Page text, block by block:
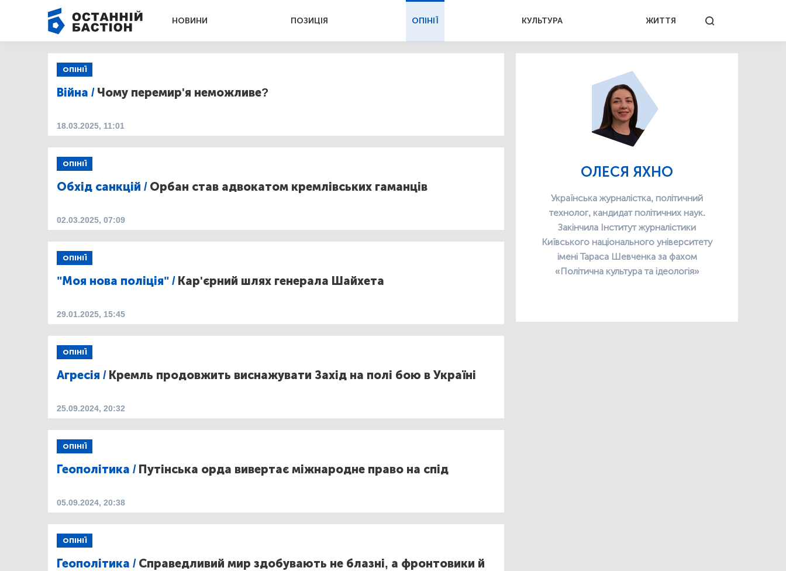
НОВИНИ ПОЗИЦІЯ ОПІНІЇ КУЛЬТУРА ЖИТТЯ
ОПІНІЇ
Війна / Чому перемир'я неможливе?
18.03.2025, 11:01
ОПІНІЇ
Обхід санкцій / Орбан став адвокатом кремлівських гаманців
02.03.2025, 07:09
ОПІНІЇ
"Моя нова поліція" / Кар'єрний шлях генерала Шайхета
29.01.2025, 15:45
ОПІНІЇ
Агресія / Кремль продовжить виснажувати Захід на полі бою в Україні
25.09.2024, 20:32
ОПІНІЇ
Геополітика / Путінська орда вивертає міжнародне право на спід
05.09.2024, 20:38
ОПІНІЇ
Геополітика / Справедливий мир здобувають не блазні, а фронтовики й
ОЛЕСЯ ЯХНО
Українська журналістка, політичний
технолог, кандидат політичних наук.
Закінчила Інститут журналістики
Київського національного університету
імені Тараса Шевченка за фахом
«Політична культура та ідеологія»